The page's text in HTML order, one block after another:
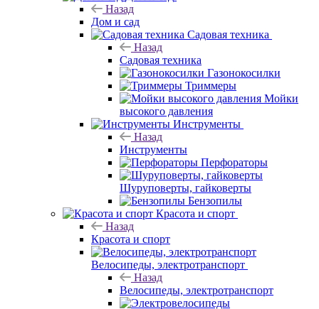
Назад
Дом и сад
Садовая техника
Назад
Садовая техника
Газонокосилки
Триммеры
Мойки
высокого давления
Инструменты
Назад
Инструменты
Перфораторы
Шуруповерты, гайковерты
Бензопилы
Красота и спорт
Назад
Красота и спорт
Велосипеды, электротранспорт
Назад
Велосипеды, электротранспорт